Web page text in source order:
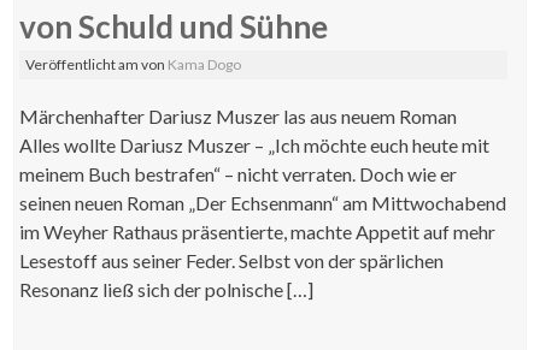
von Schuld und Sühne
Veröffentlicht amvon Kama Dogo
Märchenhafter Dariusz Muszer las aus neuem Roman
Alles wollte Dariusz Muszer – „Ich möchte euch heute mit
meinem Buch bestrafen“ – nicht verraten. Doch wie er
seinen neuen Roman „Der Echsenmann“ am Mittwochabend
im Weyher Rathaus präsentierte, machte Appetit auf mehr
Lesestoff aus seiner Feder. Selbst von der spärlichen
Resonanz ließ sich der polnische […]